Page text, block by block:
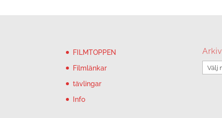
FILMTOPPEN
Filmlänkar
tävlingar
Info
Arkiv
Arkiv